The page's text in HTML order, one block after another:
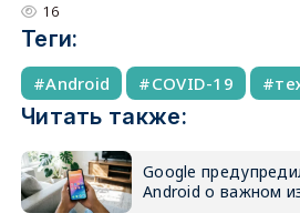
16
Теги:
Android COVID-19
Читать также:
Google
Android о важном